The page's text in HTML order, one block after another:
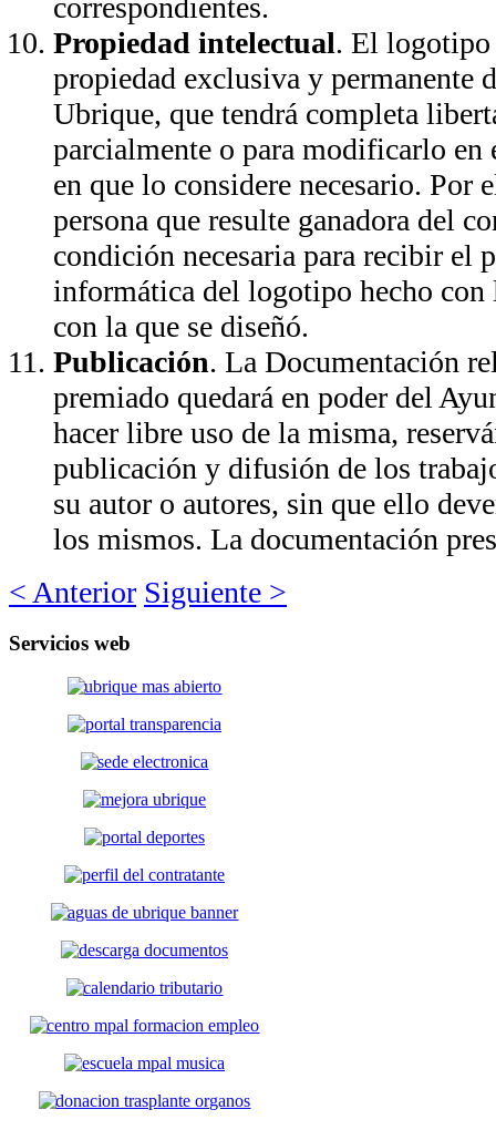
correspondientes.
Propiedad intelectual. El logotipo
propiedad exclusiva y permanente
Ubrique, que tendrá completa
parcialmente o para modificarlo
en que lo considere necesario. Por
persona que resulte ganadora del
condición necesaria para recibir el
informática del logotipo hecho
con la que se diseñó.
Publicación. La Documentación
premiado quedará en poder del
hacer libre uso de la misma,
publicación y difusión de los
su autor o autores, sin que ello
los mismos. La documentación
< Anterior Siguiente >
Servicios web